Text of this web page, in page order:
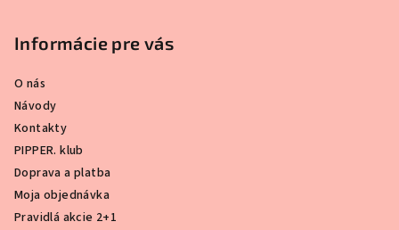
Informácie pre vás
O nás
Návody
Kontakty
PIPPER. klub
Doprava a platba
Moja objednávka
Pravidlá akcie 2+1